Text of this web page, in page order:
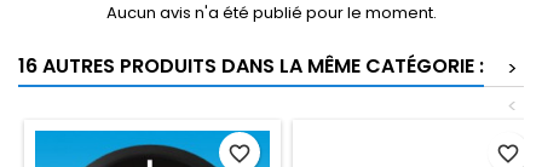
Aucun avis n'a été publié pour le moment.
16 AUTRES PRODUITS DANS LA MÊME CATÉGORIE :
>
<
favorite_border favorite_border